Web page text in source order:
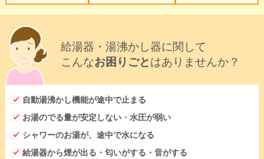
給湯器・湯沸かし器に関して
こんなお困りごとはありませんか？
自動湯沸かし機能が途中で止まる
お湯のでる量が安定しない・水圧が弱い
シャワーのお湯が、途中で水になる
給湯器から煙が出る・匂いがする・音がする